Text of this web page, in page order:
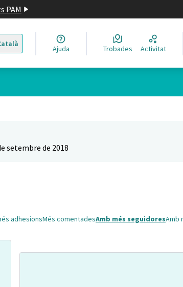
PAM
Català
la llengua Elegir el idioma
Ajuda Trobades Activitat
setembre de 2018
adhesionsMés comentadesAmb més seguidoresAmb